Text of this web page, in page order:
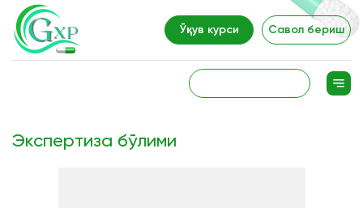
Ўқув курси Савол бериш
Экспертиза бўлими